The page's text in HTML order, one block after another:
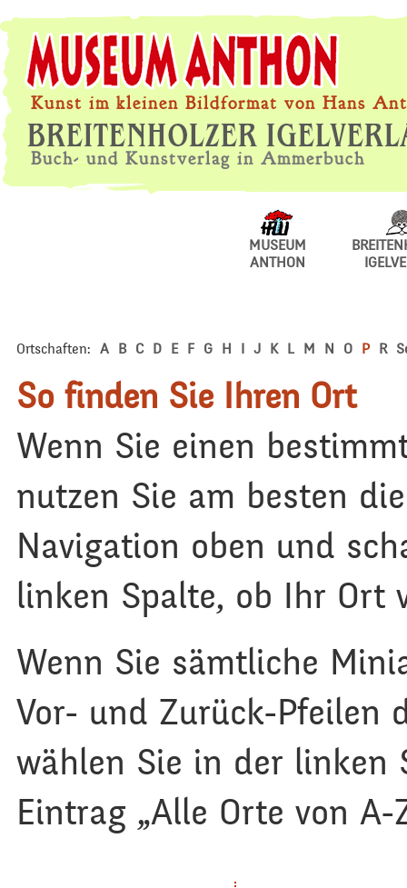
Kunst im kleinen Bildformat von Hans
Buch- und Kunstverlag in Ammerbuch
MUSEUM
ANTHON
Ortschaften: A B C D E F G H I J K L M N O P R
So finden Sie Ihren Ort
Wenn Sie einen
nutzen Sie am besten
Navigation oben und
linken Spalte, ob Ihr Ort
Wenn Sie sämtliche
Vor- und Zurück-Pfeilen
wählen Sie in der linken
Eintrag „Alle Orte von A-